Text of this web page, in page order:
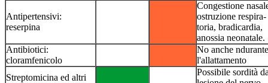
Antipertensivi:
reserpina
Congestione
ostruzione respira­
toria, bradicardia,
anossia neonatale.
Antibiotici:
cloramfenicolo
No anche ndurante
l'allattamento
Streptomicina ed altri
Possibile sordità